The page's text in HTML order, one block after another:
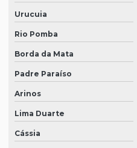
Urucuia
Rio Pomba
Borda da Mata
Padre Paraíso
Arinos
Lima Duarte
Cássia